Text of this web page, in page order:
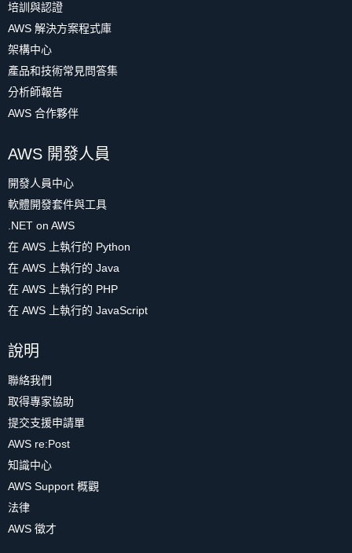
培訓與認證
AWS 解決方案程式庫
架構中心
產品和技術常見問答集
分析師報告
AWS 合作夥伴
AWS 開發人員
開發人員中心
軟體開發套件與工具
.NET on AWS
在 AWS 上執行的 Python
在 AWS 上執行的 Java
在 AWS 上執行的 PHP
在 AWS 上執行的 JavaScript
說明
聯絡我們
取得專家協助
提交支援申請單
AWS re:Post
知識中心
AWS Support 概觀
法律
AWS 徵才